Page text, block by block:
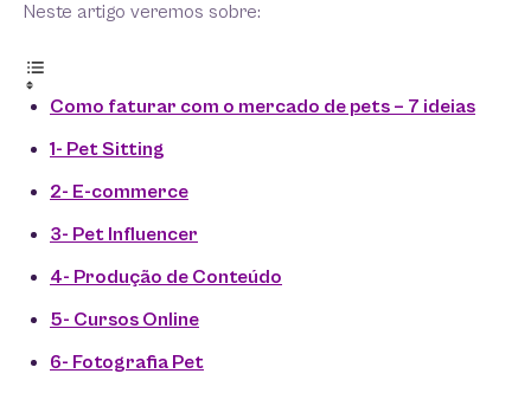
Neste artigo veremos sobre:
Como faturar com o mercado de pets – 7 ideias
1- Pet Sitting
2- E-commerce
3- Pet Influencer
4- Produção de Conteúdo
5- Cursos Online
6- Fotografia Pet